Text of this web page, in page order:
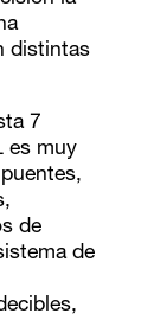
distintas
7
es muy
de
de